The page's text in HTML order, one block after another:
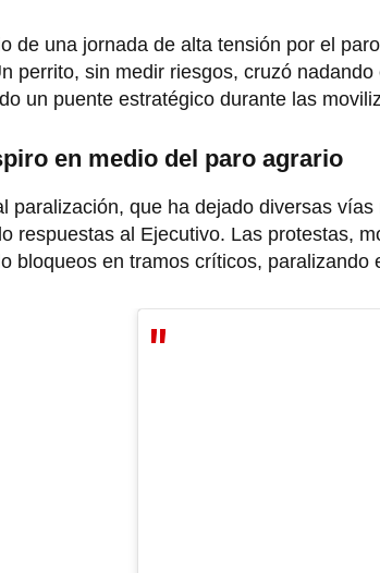
de una jornada de alta tensión por el
perrito, sin medir riesgos, cruzó
un puente estratégico durante las
en medio del paro agrario
paralización, que ha dejado diversas
respuestas al Ejecutivo. Las protestas,
bloqueos en tramos críticos, paralizando